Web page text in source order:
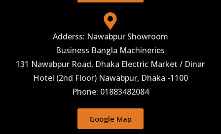
Adderss: Nawabpur Showroom
Business Bangla Machineries
131 Nawabpur Road, Dhaka Electric Market / Dinar
Hotel (2nd Floor) Nawabpur, Dhaka -1100
Phone: 01883482084
Google Map